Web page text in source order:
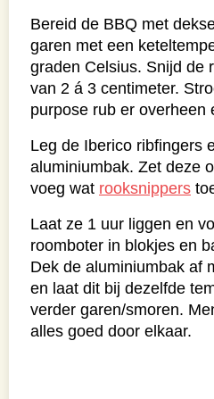
Bereid de BBQ met
garen met een
graden Celsius. Snijd de
van 2 á 3 centimeter.
purpose rub er overheen
Leg de Iberico ribfingers
aluminiumbak. Zet deze
voeg wat rooksnippers
Laat ze 1 uur liggen en
roomboter in blokjes en
Dek de aluminiumbak af
en laat dit bij dezelfde
verder garen/smoren.
alles goed door elkaar.